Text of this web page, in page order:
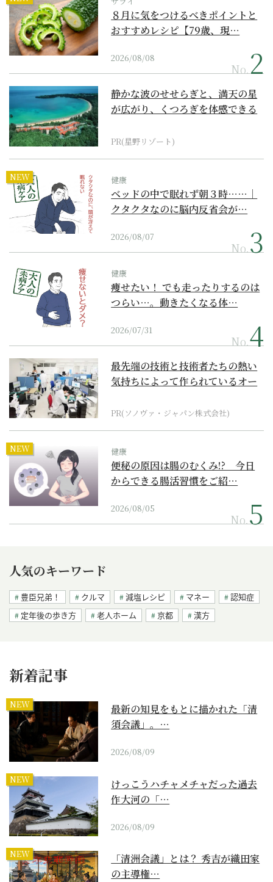
８月に気をつけるべきポイントと
おすすめレシピ【79歳、現…
2026/08/08
No.
静かな波のせせらぎと、満天の星
が広がり、くつろぎを体感できる
PR(星野リゾート)
NEW 健康
ベッドの中で眠れず朝３時……｜
クタクタなのに脳内反省会が…
2026/08/07
No.
健康
痩せたい！ でも走ったりするのは
つらい…。動きたくなる体…
2026/07/31
No.
最先端の技術と技術者たちの熱い
気持ちによって作られているオー
PR(ソノヴァ・ジャパン株式会社)
NEW 健康
便秘の原因は腸のむくみ!? 今日
からできる腸活習慣をご紹…
2026/08/05
No.
人気のキーワード
豊臣兄弟！ クルマ 減塩レシピ マネー
認知症
定年後の歩き方
老人ホーム 京都 漢方
新着記事
NEW
最新の知見をもとに描かれた「清
須会議」。…
2026/08/09
NEW
けっこうハチャメチャだった過去
作大河の「…
2026/08/09
NEW
「清洲会議」とは？ 秀吉が織田家
の主導権…